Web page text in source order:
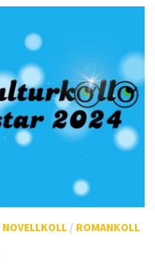
NOVELLKOLL/ ROMANKOLL